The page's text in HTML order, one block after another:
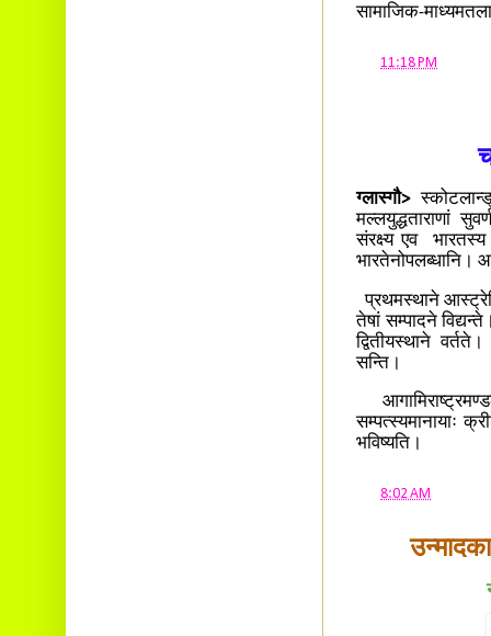
सामाजिक-
11:18 PM
ग्लास्गौ>
मल्लयुद्धताराणां
संरक्ष्य एव
प्रथमस्थाने
तेषां सम्पादने
द्वितीयस्थाने
सन्ति।
सम्पत्स्यमानायाः
भविष्यति।
8:02 AM